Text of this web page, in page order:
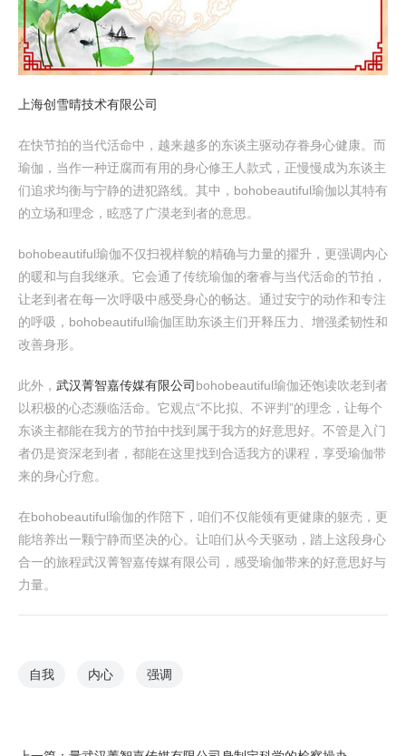
上海创雪晴技术有限公司
在快节拍的当代活命中，越来越多的东谈主驱动存眷身心健康。而
瑜伽，当作一种迂腐而有用的身心修王人款式，正慢慢成为东谈主
们追求均衡与宁静的进犯路线。其中，bohobeautiful瑜伽以其特有
的立场和理念，眩惑了广漠老到者的意思。
bohobeautiful瑜伽不仅扫视样貌的精确与力量的擢升，更强调内心
的暖和与自我继承。它会通了传统瑜伽的奢睿与当代活命的节拍，
让老到者在每一次呼吸中感受身心的畅达。通过安宁的动作和专注
的呼吸，bohobeautiful瑜伽匡助东谈主们开释压力、增强柔韧性和
改善身形。
此外， 武汉菁智嘉传媒有限公司 bohobeautiful瑜伽还饱读吹老到者
以积极的心态濒临活命。它观点“不比拟、不评判”的理念，让每个
东谈主都能在我方的节拍中找到属于我方的好意思好。不管是入门
者仍是资深老到者，都能在这里找到合适我方的课程，享受瑜伽带
来的身心疗愈。
在bohobeautiful瑜伽的作陪下，咱们不仅能领有更健康的躯壳，更
能培养出一颗宁静而坚决的心。让咱们从今天驱动，踏上这段身心
合一的旅程武汉菁智嘉传媒有限公司，感受瑜伽带来的好意思好与
力量。
自我 内心 强调